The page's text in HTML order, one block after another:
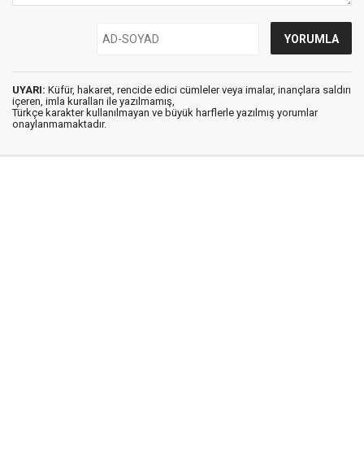
UYARI: Küfür, hakaret, rencide edici cümleler veya imalar, inançlara saldırı
içeren, imla kuralları ile yazılmamış,
Türkçe karakter kullanılmayan ve büyük harflerle yazılmış yorumlar
onaylanmamaktadır.